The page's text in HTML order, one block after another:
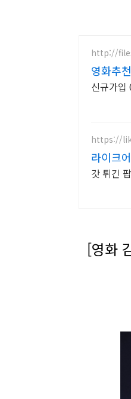
http://
영화추
신규가입
https://
라이크
갓 튀긴
[영화